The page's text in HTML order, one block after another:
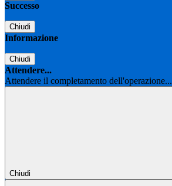
Successo
Chiudi
Informazione
Chiudi
Attendere...
Attendere il completamento dell'operazione...
Chiudi